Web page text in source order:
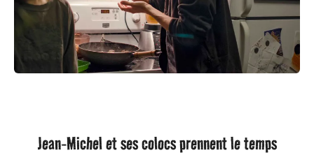
Jean-Michel et ses colocs prennent le temps